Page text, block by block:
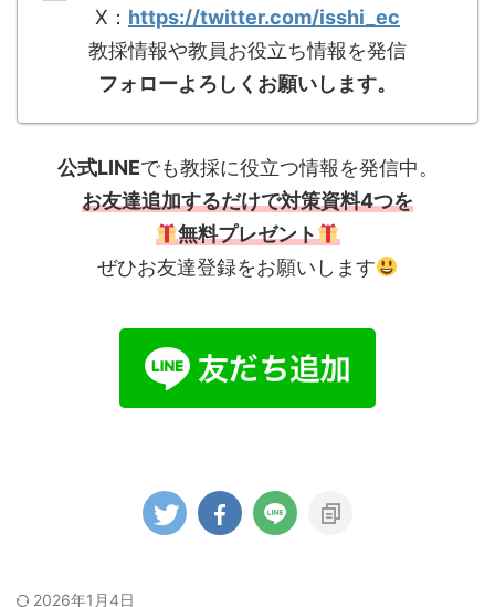
X： https://twitter.com/isshi_ec
教採情報や教員お役立ち情報を発信
フォローよろしくお願いします。
公式LINEでも教採に役立つ情報を発信中。
お友達追加するだけで対策資料4つを
無料プレゼント
ぜひお友達登録をお願いします
2026年1月4日